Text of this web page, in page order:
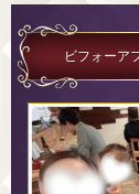
ビフォーア